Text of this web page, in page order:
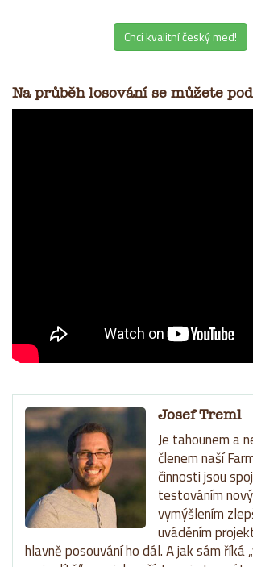
Chci kvalitní český med!
Na průběh losování se můžete
Josef Treml
Je tahounem a
členem naší
činnosti jsou
testováním
vymýšlením
uváděním
hlavně posouvání ho dál. A jak sám říká